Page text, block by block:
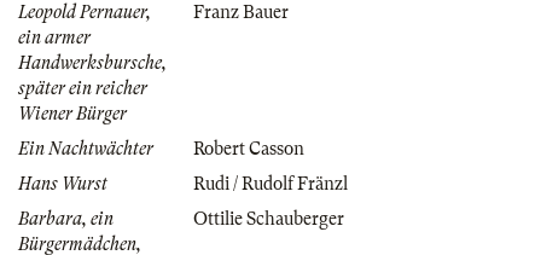
Leopold Pernauer,
ein armer
Handwerksbursche,
später ein reicher
Wiener Bürger
Franz Bauer
Ein Nachtwächter
Robert Casson
Hans Wurst
Rudi / Rudolf Fränzl
Barbara, ein
Bürgermädchen,
Ottilie Schauberger